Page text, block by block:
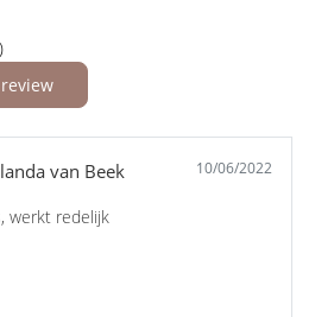
van Beek 10/06/2022
werkt redelijk